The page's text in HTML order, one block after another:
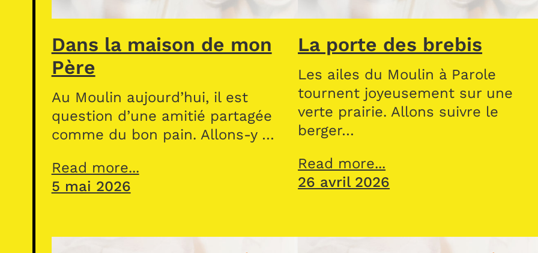
Dans la maison de mon
Père
Au Moulin aujourd’hui, il est
question d’une amitié partagée
comme du bon pain. Allons-y …
Read more...
5 mai 2026
La porte des brebis
Les ailes du Moulin à Parole
tournent joyeusement sur une
verte prairie. Allons suivre le
berger…
Read more...
26 avril 2026